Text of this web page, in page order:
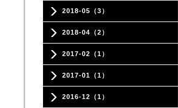
2018-05（3）
2018-04（2）
2017-02（1）
2017-01（1）
2016-12（1）